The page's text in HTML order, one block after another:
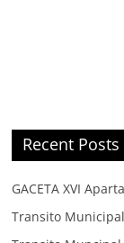
Recent Posts
GACETA XVI
Transito